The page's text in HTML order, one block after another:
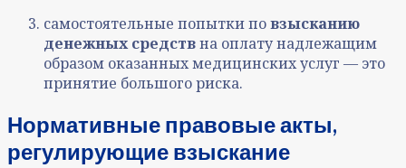
самостоятельные попытки повзысканию
денежных средствна оплату надлежащим
образом оказанных медицинских услуг — это
принятие большого риска.
Нормативные правовые акты,
регулирующие взыскание